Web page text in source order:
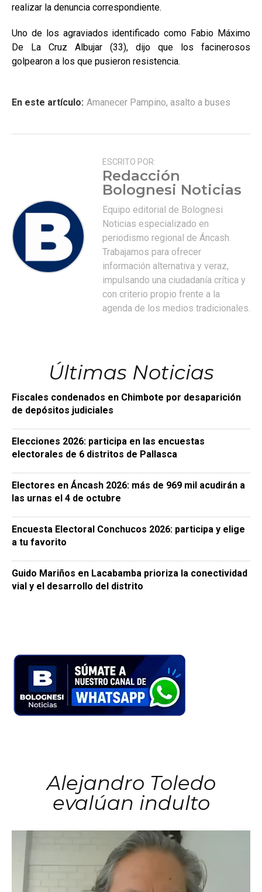
realizar la denuncia correspondiente.
Uno de los agraviados identificado como Fabio Máximo
De La Cruz Albujar (33), dijo que los facinerosos
golpearon a los que pusieron resistencia.
En este artículo: Amanecer Pampino, asalto a buses
ESCRITO POR:
Redacción
Bolognesi Noticias
Equipo editorial de Bolognesi
Noticias especializado en
periodismo regional de Áncash.
Trabajamos para ofrecer
información alternativa y veraz,
impulsando una ciudadanía crítica y
con criterio propio frente a la
agenda de los medios tradicionales.
Últimas Noticias
Fiscales condenados en Chimbote por desaparición
de depósitos judiciales
Elecciones 2026: participa en las encuestas
electorales de 6 distritos de Pallasca
Electores en Áncash 2026: más de 969 mil acudirán a
las urnas el 4 de octubre
Encuesta Electoral Conchucos 2026: participa y elige
a tu favorito
Guido Mariños en Lacabamba prioriza la conectividad
vial y el desarrollo del distrito
Alejandro Toledo
evalúan indulto